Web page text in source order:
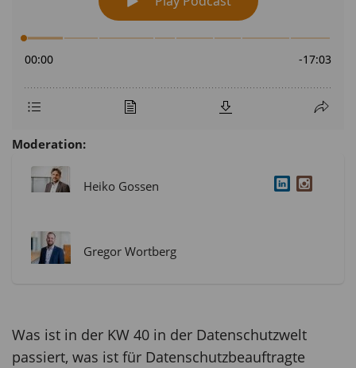
Moderation:
Heiko Gossen
Gregor Wortberg
Was ist in der KW 40 in der Datenschutzwelt
passiert, was ist für Datenschutzbeauftragte